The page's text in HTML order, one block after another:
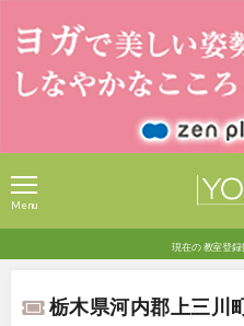
現在の教室登録
Menu
栃木県河内郡上三川